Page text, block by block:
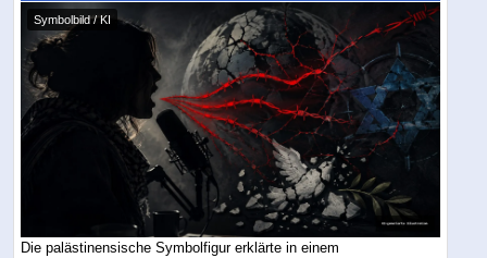
Symbolbild / KI
Die palästinensische Symbolfigur erklärte in einem